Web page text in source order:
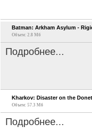
Batman: Arkham Asylum -
Объем: 2.8 Мб
Подробнее...
Kharkov: Disaster on the
Объем: 57.3 Мб
Подробнее...